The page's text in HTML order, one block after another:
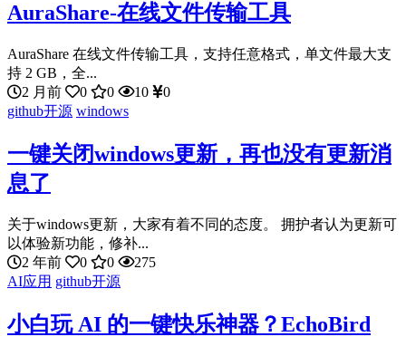
AuraShare-在线文件传输工具
AuraShare 在线文件传输工具，支持任意格式，单文件最大支
持 2 GB，全...
2 月前
0 0 10
0
github开源 windows
一键关闭windows更新，再也没有更新消
息了
关于windows更新，大家有着不同的态度。 拥护者认为更新可
以体验新功能，修补...
2 年前
0 0
275
AI应用 github开源
小白玩 AI 的一键快乐神器？EchoBird